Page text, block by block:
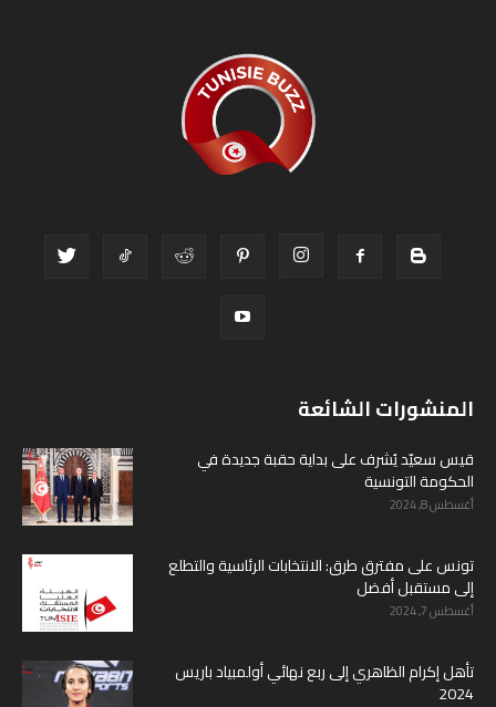
المنشورات الشائعة
قيس سعيّد يُشرف على بداية حقبة جديدة في
الحكومة التونسية
أغسطس 8, 2024
تونس على مفترق طرق: الانتخابات الرئاسية والتطلع
إلى مستقبل أفضل
أغسطس 7, 2024
تأهل إكرام الظاهري إلى ربع نهائي أولمبياد باريس
2024